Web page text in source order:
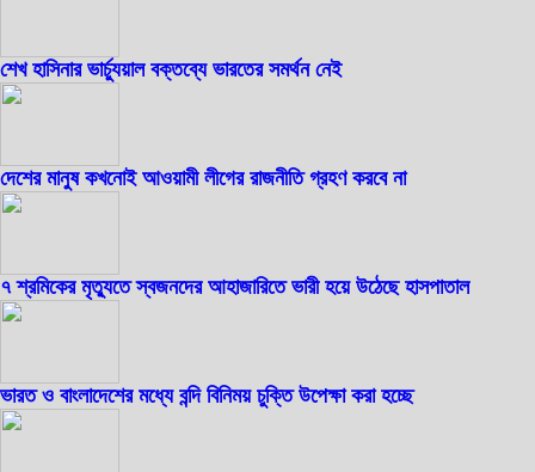
শেখ হাসিনার ভার্চ্যুয়াল বক্তব্যে ভারতের সমর্থন নেই
দেশের মানুষ কখনোই আওয়ামী লীগের রাজনীতি গ্রহণ করবে না
৭ শ্রমিকের মৃত্যুতে স্বজনদের আহাজারিতে ভারী হয়ে উঠেছে হাসপাতাল
ভারত ও বাংলাদেশের মধ্যে বন্দি বিনিময় চুক্তি উপেক্ষা করা হচ্ছে